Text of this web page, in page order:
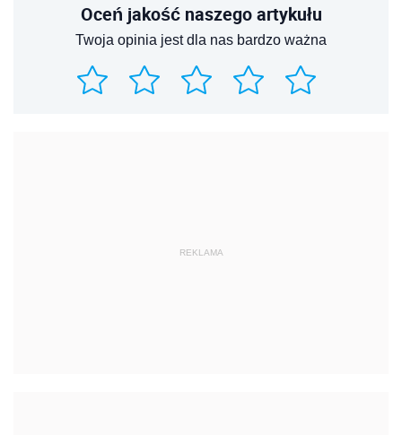
Oceń jakość naszego artykułu
Twoja opinia jest dla nas bardzo ważna
REKLAMA